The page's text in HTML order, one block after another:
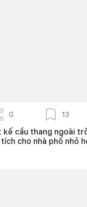
0 13
cầu thang ngoài
cho nhà phố nhỏ